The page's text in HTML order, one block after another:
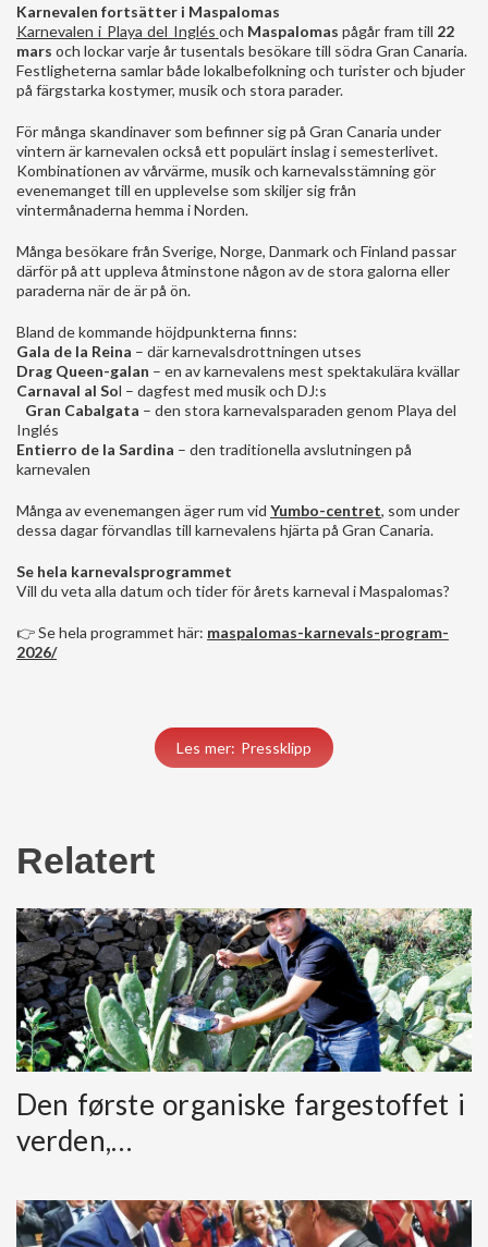
Karnevalen fortsätter i Maspalomas
Karnevalen i Playa del Inglés och Maspalomas pågår fram till 22
mars och lockar varje år tusentals besökare till södra Gran Canaria.
Festligheterna samlar både lokalbefolkning och turister och bjuder
på färgstarka kostymer, musik och stora parader.
För många skandinaver som befinner sig på Gran Canaria under
vintern är karnevalen också ett populärt inslag i semesterlivet.
Kombinationen av vårvärme, musik och karnevalsstämning gör
evenemanget till en upplevelse som skiljer sig från
vintermånaderna hemma i Norden.
Många besökare från Sverige, Norge, Danmark och Finland passar
därför på att uppleva åtminstone någon av de stora galorna eller
paraderna när de är på ön.
Bland de kommande höjdpunkterna finns:
Gala de la Reina – där karnevalsdrottningen utses
Drag Queen-galan – en av karnevalens mest spektakulära kvällar
Carnaval al Sol – dagfest med musik och DJ:s
Gran Cabalgata – den stora karnevalsparaden genom Playa del
Inglés
Entierro de la Sardina – den traditionella avslutningen på
karnevalen
Många av evenemangen äger rum vid Yumbo-centret, som under
dessa dagar förvandlas till karnevalens hjärta på Gran Canaria.
Se hela karnevalsprogrammet
Vill du veta alla datum och tider för årets karneval i Maspalomas?
👉 Se hela programmet här: maspalomas-karnevals-program-
2026/
Les mer: Pressklipp
Relatert
Den første organiske fargestoffet i
verden,…